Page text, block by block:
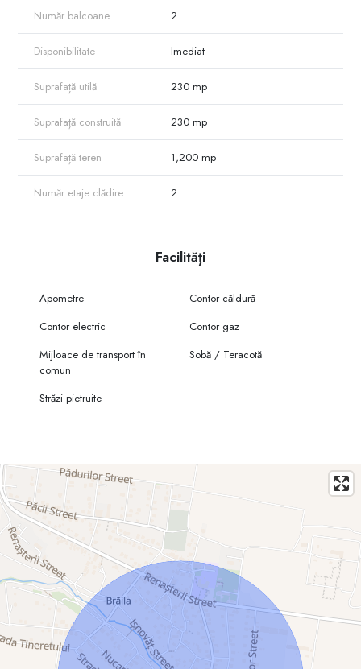
Număr balcoane 2
Disponibilitate Imediat
Suprafață utilă 230 mp
Suprafață construită 230 mp
Suprafață teren 1,200 mp
Număr etaje clădire 2
Facilități
Apometre
Contor căldură
Contor electric
Contor gaz
Mijloace de transport în
comun
Sobă / Teracotă
Străzi pietruite